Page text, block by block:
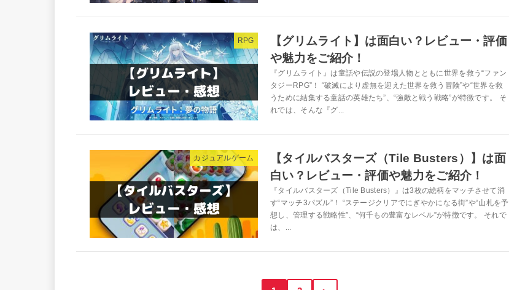
RPG
【グリムライト】は面白い？レビュー・評価
や魅力をご紹介！
『グリムライト』は童話や伝説の登場人物とともに世界を救う“ファン
タジーRPG”！ “破滅により虚無を迎えた世界を救う冒険”や“世界を救
うために結集する童話の英雄たち”、“強敵と戦う戦略”が特徴です。 そ
れでは、そんな『グ...
カジュアルゲーム
【タイルバスターズ（Tile Busters）】は面
白い？レビュー・評価や魅力をご紹介！
『タイルバスターズ（Tile Busters）』は3枚の絵柄をマッチさせて消
す“マッチ3パズル”！ “ステージクリアでにぎやかになる街”や“山札を予
想し、管理する戦略性”、“何千もの豊富なレベル”が特徴です。 それで
は、...